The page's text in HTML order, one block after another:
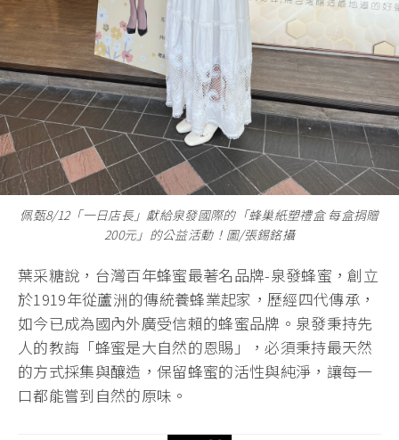
佩甄8/12「一日店長」獻給泉發國際的「蜂巢紙塑禮盒 每盒捐贈
200元」的公益活動！圖/張錫銘攝
葉采糖說，台灣百年蜂蜜最著名品牌-泉發蜂蜜，創立
於1919年從蘆洲的傳統養蜂業起家，歷經四代傳承，
如今已成為國內外廣受信賴的蜂蜜品牌。泉發秉持先
人的教誨「蜂蜜是大自然的恩賜」，必須秉持最天然
的方式採集與釀造，保留蜂蜜的活性與純淨，讓每一
口都能嘗到自然的原味。